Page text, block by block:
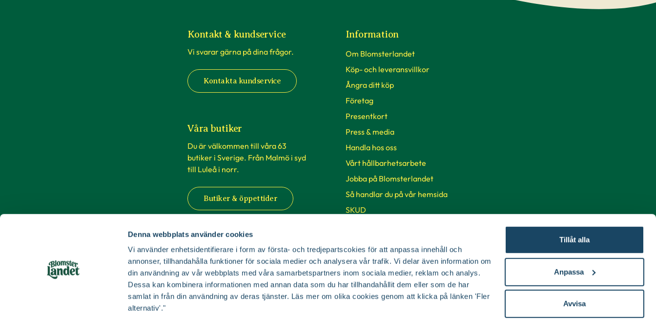
Denna webbplats använder cookies
Vi använder enhetsidentifierare i form av första- och tredjepartscokies för att anpassa innehåll och
annonser, tillhandahålla funktioner för sociala medier och analysera vår trafik. Vi delar även information om
din användning av vår webbplats med våra samarbetspartners inom sociala medier, reklam och analys.
Dessa kan kombinera informationen med annan data som du har tillhandahållit dem eller som de har
samlat in från din användning av deras tjänster. Läs mer om olika cookies genom att klicka på länken 'Fler
alternativ'."
Tillåt alla
Anpassa
Avvisa
Kontakt & kundservice
Vi svarar gärna på dina frågor.
Kontakta kundservice
Våra butiker
Du är välkommen till våra 63
butiker i Sverige. Från Malmö i syd
till Luleå i norr.
Butiker & öppettider
Information
Om Blomsterlandet
Köp- och leveransvillkor
Ångra ditt köp
Företag
Presentkort
Press & media
Handla hos oss
Vårt hållbarhetsarbete
Jobba på Blomsterlandet
Så handlar du på vår hemsida
SKUD